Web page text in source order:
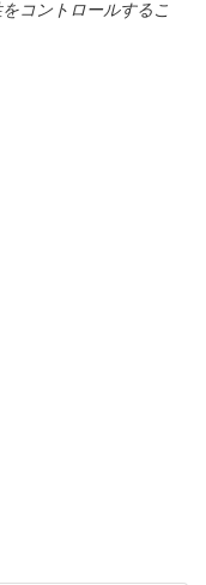
コントロールするこ